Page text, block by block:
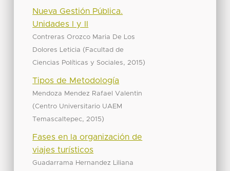
Nueva Gestión Pública.
Unidades I y II
Contreras Orozco Maria De Los
Dolores Leticia ( Facultad de
Ciencias Políticas y Sociales, 2015)
Tipos de Metodología
Mendoza Mendez Rafael Valentin
(Centro Universitario UAEM
Temascaltepec, 2015)
Fases en la organización de
viajes turísticos
Guadarrama Hernandez Liliana